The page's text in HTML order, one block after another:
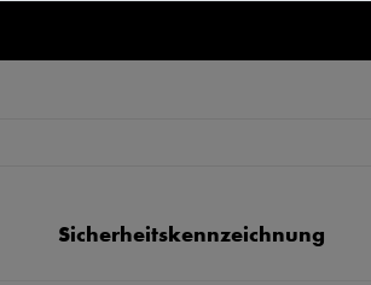
Sicherheitskennzeichnung